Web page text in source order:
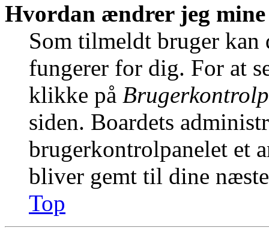
Hvordan ændrer jeg
Som tilmeldt bruger kan
fungerer for dig. For at
klikke på
siden. Boardets
brugerkontrolpanelet et
bliver gemt til dine
Top